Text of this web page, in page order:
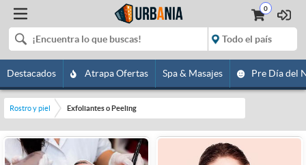
0
Destacados Atrapa Ofertas Spa & Masajes Pre Día del
Rostro y piel Exfoliantes o Peeling